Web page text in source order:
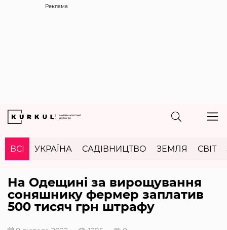
Реклама
ВСІ УКРАЇНА САДІВНИЦТВО ЗЕМЛЯ СВІТ
На Одещині за вирощування
соняшнику фермер заплатив
500 тисяч грн штрафу